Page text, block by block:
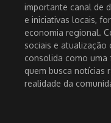
importante canal de
e iniciativas locais,
economia regional.
sociais e atualização
consolida como
quem busca notícias
realidade da